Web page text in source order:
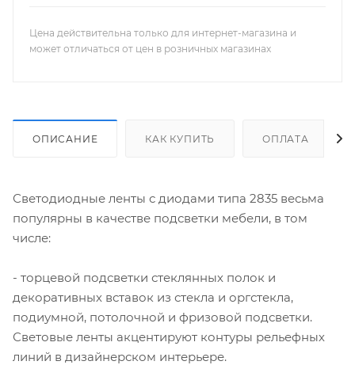
Цена действительна только для интернет-магазина и
может отличаться от цен в розничных магазинах
ОПИСАНИЕ КАК КУПИТЬ ОПЛАТА
Светодиодные ленты с диодами типа 2835 весьма
популярны в качестве подсветки мебели, в том
числе:
- торцевой подсветки стеклянных полок и
декоративных вставок из стекла и оргстекла,
подиумной, потолочной и фризовой подсветки.
Световые ленты акцентируют контуры рельефных
линий в дизайнерском интерьере.